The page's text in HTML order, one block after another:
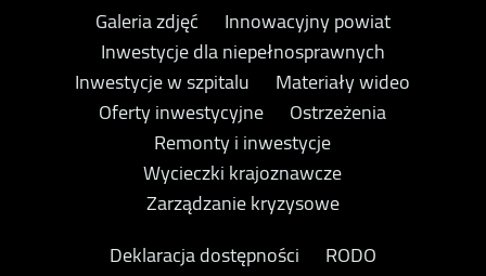
Galeria zdjęć
Innowacyjny powiat
Inwestycje dla niepełnosprawnych
Inwestycje w szpitalu
Materiały wideo
Oferty inwestycyjne
Ostrzeżenia
Remonty i inwestycje
Wycieczki krajoznawcze
Zarządzanie kryzysowe
Deklaracja dostępności
RODO